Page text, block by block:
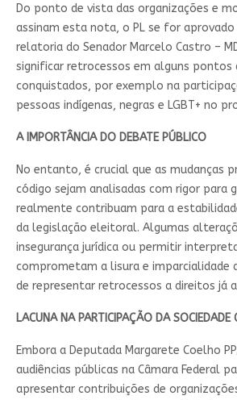
Do ponto de vista das organizações e
assinam esta nota, o PL se for
relatoria do Senador Marcelo Castro –
significar retrocessos em alguns pontos
conquistados, por exemplo na
pessoas indígenas, negras e LGBT+ no
A IMPORTÂNCIA DO DEBATE PÚBLICO
No entanto, é crucial que as mudanças
código sejam analisadas com rigor para
realmente contribuam para a
da legislação eleitoral. Algumas
insegurança jurídica ou permitir
comprometam a lisura e imparcialidade
de representar retrocessos a direitos já
LACUNA NA PARTICIPAÇÃO DA SOCIEDADE
Embora a Deputada Margarete Coelho
audiências públicas na Câmara Federal
apresentar contribuições de